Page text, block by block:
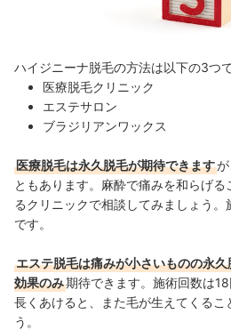
ハイジニーナ脱毛の方法は以下の3つで
医療脱毛クリニック
エステサロン
ブラジリアンワックス
医療脱毛は永久脱毛が期待できます
ともあります。麻酔で痛みを和らげ
るクリニックで相談してみましょう
です。
エステ脱毛は痛みが小さいものの永
効果のみ期待できます。施術回数は
長くあけると、また毛が生えてくるこ
う。